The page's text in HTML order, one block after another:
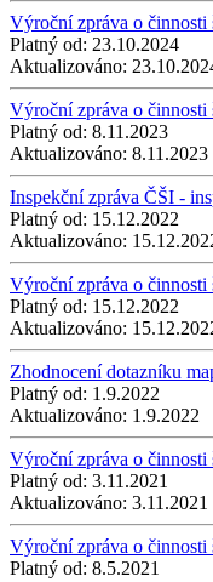
Výroční zpráva o
Platný od: 23.10.2024
Aktualizováno:
Výroční zpráva o
Platný od: 8.11.2023
Aktualizováno: 8.11.2023
Inspekční zpráva ČŠI -
Platný od: 15.12.2022
Aktualizováno:
Výroční zpráva o
Platný od: 15.12.2022
Aktualizováno:
Zhodnocení dotazníku
Platný od: 1.9.2022
Aktualizováno: 1.9.2022
Výroční zpráva o
Platný od: 3.11.2021
Aktualizováno: 3.11.2021
Výroční zpráva o
Platný od: 8.5.2021